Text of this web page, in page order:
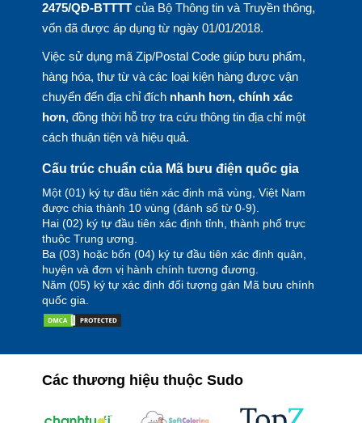
2475/QĐ-BTTTTcủa Bộ Thông tin và Truyền thông,
vốn đã được áp dụng từ ngày 01/01/2018.
Việc sử dụng mã Zip/Postal Code giúp bưu phẩm,
hàng hóa, thư từ và các loại kiện hàng được vận
chuyển đến địa chỉ đích nhanh hơn, chính xác
hơn, đồng thời hỗ trợ tra cứu thông tin địa chỉ một
cách thuận tiện và hiệu quả.
Cấu trúc chuẩn của Mã bưu điện quốc gia
Một (01) ký tự đầu tiên xác định mã vùng, Việt Nam
được chia thành 10 vùng (đánh số từ 0-9).
Hai (02) ký tự đầu tiên xác định tỉnh, thành phố trực
thuộc Trung ương.
Ba (03) hoặc bốn (04) ký tự đầu tiên xác định quận,
huyện và đơn vị hành chính tương đương.
Năm (05) ký tự xác định đối tượng gán Mã bưu chính
quốc gia.
Các thương hiệu thuộc Sudo